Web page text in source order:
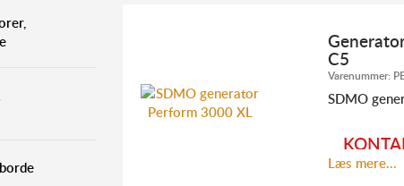
C5
Varenummer:
SDMO
Læs mere...